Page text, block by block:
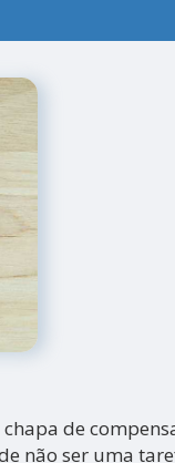
de
não ser uma